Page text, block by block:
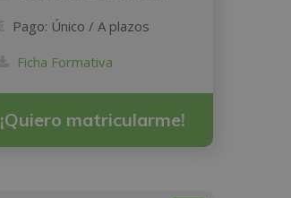
Pago: Único / A plazos
Ficha Formativa
¡Quiero matricularme!